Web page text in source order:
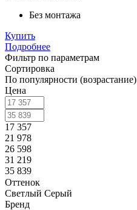
Без монтажа
Купить
Подробнее
Фильтр по параметрам
Сортировка
По популярности (возрастание)
Цена
17 357
21 978
26 598
31 219
35 839
Оттенок
Светлый Серый
Бренд